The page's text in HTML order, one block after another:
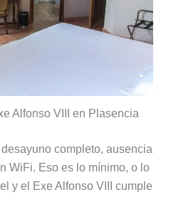
Alfonso VIII en Plasencia
completo, ausencia
WiFi. Eso es lo mínimo, o lo
y el Exe Alfonso VIII cumple